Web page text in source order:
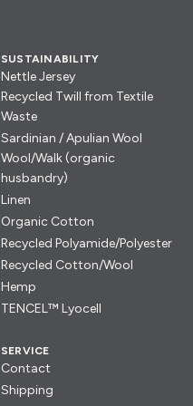
SUSTAINABILITY
Nettle Jersey
Recycled Twill from Textile
Waste
Sardinian / Apulian Wool
Wool/Walk (organic
husbandry)
Linen
Organic Cotton
Recycled Polyamide/Polyester
Recycled Cotton/Wool
Hemp
TENCEL™ Lyocell
SERVICE
Contact
Shipping